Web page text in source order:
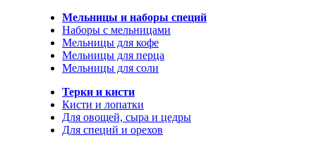
Мельницы и наборы специй
Наборы с мельницами
Мельницы для кофе
Мельницы для перца
Мельницы для соли
Терки и кисти
Кисти и лопатки
Для овощей, сыра и цедры
Для специй и орехов